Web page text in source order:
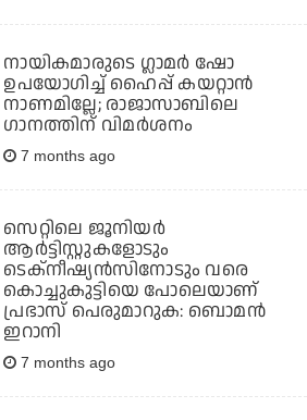
നായികമാരുടെ ഗ്ലാമര്‍ ഷോ
ഉപയോഗിച്ച് ഹൈപ്പ് കയറ്റാന്‍
നാണമില്ലേ; രാജാസാബിലെ
ഗാനത്തിന് വിമര്‍ശനം
7 months ago
സെറ്റിലെ ജൂനിയര്‍
ആര്‍ട്ടിസ്റ്റുകളോടും
ടെക്‌നീഷ്യന്‍സിനോടും വരെ
കൊച്ചുകുട്ടിയെ പോലെയാണ്
പ്രഭാസ് പെരുമാറുക: ബൊമന്‍
ഇറാനി
7 months ago